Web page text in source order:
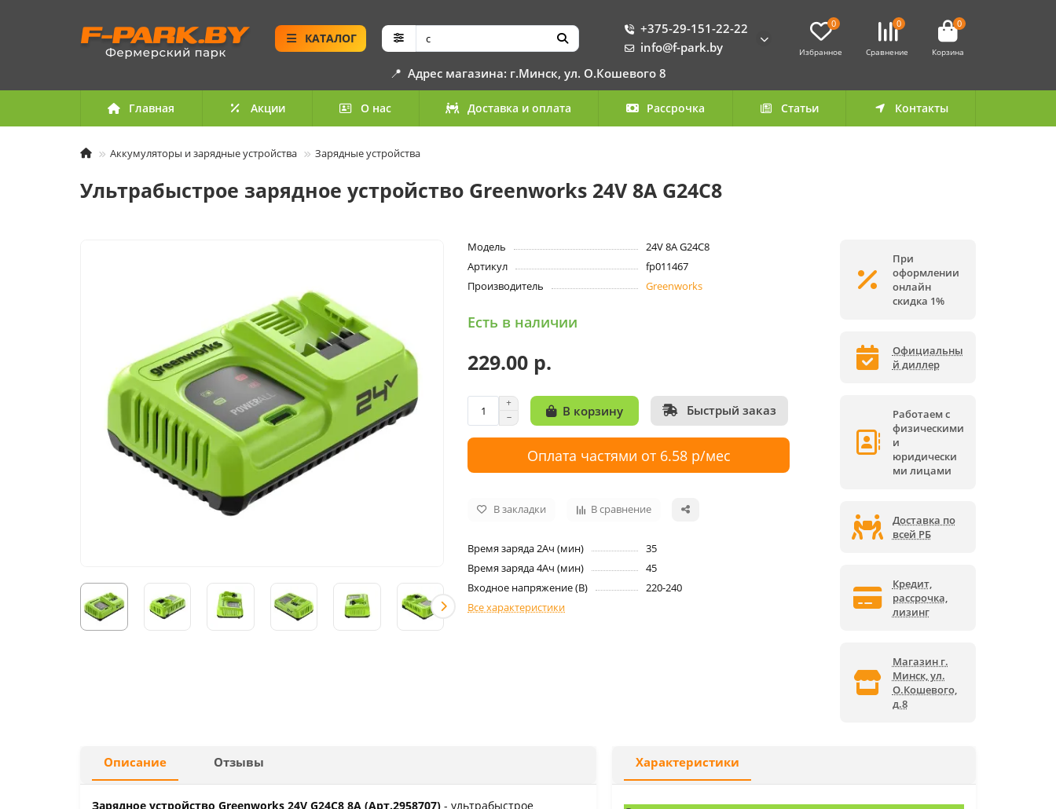
КАТАЛОГ
+375-29-151-22-22
info@f-park.by
0
Избранное
0
Сравнение
0
Корзина
📍 Адрес магазина: г.Минск, ул. О.Кошевого 8
Главная Акции О нас Доставка и оплата Рассрочка Статьи Контакты
Аккумуляторы и зарядные устройства Зарядные устройства
Ультрабыстрое зарядное устройство Greenworks 24V 8А G24C8
Модель
24V 8А G24C8
Артикул
fp011467
Производитель
Greenworks
Есть в наличии
229.00 р.
В корзину Быстрый заказ
Оплата частями от 6.58 р/мес
В закладки В сравнение
Время заряда 2Ач (мин)
35
Время заряда 4Ач (мин)
45
Входное напряжение (B)
220-240
Все характеристики
При
оформлении
онлайн
скидка 1%
Официальны
й диллер
Работаем с
физическими
и
юридически
ми лицами
Доставка по
всей РБ
Кредит,
рассрочка,
лизинг
Магазин г.
Минск, ул.
О.Кошевого,
д.8
Описание Отзывы
Зарядное устройство Greenworks 24V G24C8 8А (Арт.2958707) - ультрабыстрое
Характеристики